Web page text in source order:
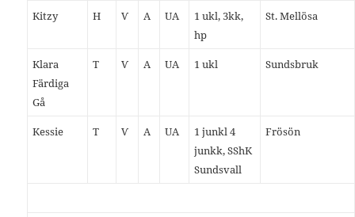
Kitzy H Ѵ A UA
1 ukl, 3kk,
hp
St. Mellösa
Klara
Färdiga
Gå
T Ѵ A UA 1 ukl Sundsbruk
Kessie T Ѵ A UA
1 junkl 4
junkk, SShK
Sundsvall
Frösön